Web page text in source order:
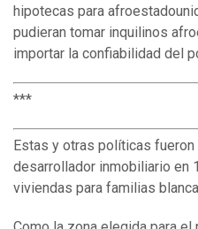
hipotecas para
pudieran tomar inquilinos
importar la confiabilidad del
***
Estas y otras políticas fueron
desarrollador inmobiliario en
viviendas para familias